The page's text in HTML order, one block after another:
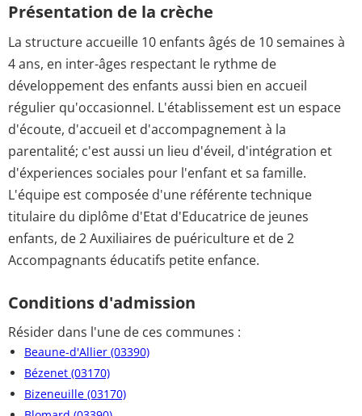
Présentation de la crèche
La structure accueille 10 enfants âgés de 10 semaines à
4 ans, en inter-âges respectant le rythme de
développement des enfants aussi bien en accueil
régulier qu'occasionnel. L'établissement est un espace
d'écoute, d'accueil et d'accompagnement à la
parentalité; c'est aussi un lieu d'éveil, d'intégration et
d'éxperiences sociales pour l'enfant et sa famille.
L'équipe est composée d'une référente technique
titulaire du diplôme d'Etat d'Educatrice de jeunes
enfants, de 2 Auxiliaires de puériculture et de 2
Accompagnants éducatifs petite enfance.
Conditions d'admission
Résider dans l'une de ces communes :
Beaune-d'Allier (03390)
Bézenet (03170)
Bizeneuille (03170)